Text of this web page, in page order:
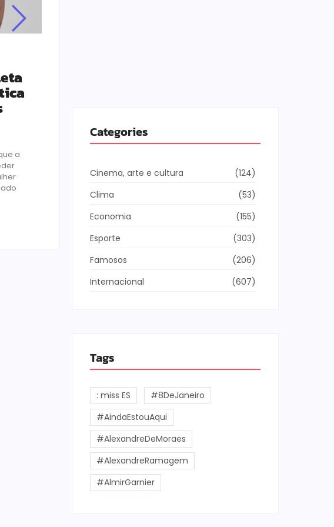
a
Categories
Cinema, arte e cultura
(124)
Clima
(53)
Economia
(155)
Esporte
(303)
Famosos
(206)
Internacional
(607)
Tags
: miss ES
#8DeJaneiro
#AindaEstouAqui
#AlexandreDeMoraes
#AlexandreRamagem
#AlmirGarnier